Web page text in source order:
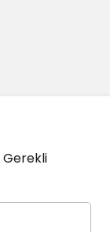
Gerekli